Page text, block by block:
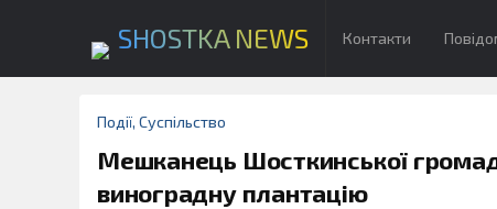
SHOSTKA NEWS Контакти
Події, Суспільство
Мешканець Шосткинської
виноградну плантацію